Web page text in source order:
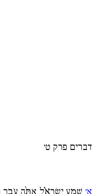
דברים פרק ט׳
א׳ שְׁמַ֣ע יִשְׂרָאֵ֗ל אַתָּ֨ה עֹבֵ֤ר